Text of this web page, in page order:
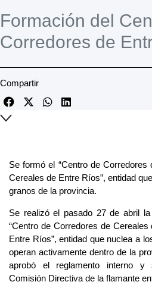
Formación del
Corredores de
Compartir
Se formó el “Centro de
Cereales de Entre Ríos”, entidad
granos de la provincia.
Se realizó el pasado 27 de abril
“Centro de Corredores de
Entre Ríos”, entidad que nuclea a
operan activamente dentro de la
aprobó el reglamento interno y
Comisión Directiva de la flamante